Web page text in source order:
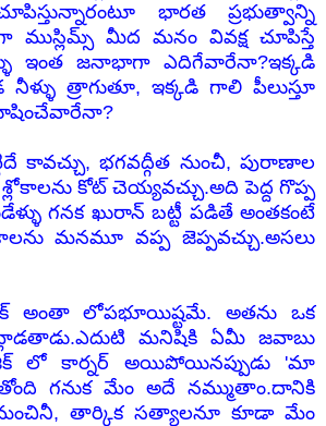
భారత ప్రభుత్వాన్ని
ముస్లిమ్స్ మీద మనం వివక్ష చూపిస్తే
ఇంత జనాభాగా ఎదిగేవారేనా?ఇక్కడి
త్రాగుతూ, ఇక్కడి గాలి పీలుస్తూ
కావచ్చు, భగవద్గీత నుంచీ, పురాణాల
కోట్ చెయ్యవచ్చు.అది పెద్ద గొప్ప
గనక ఖురాన్ బట్టీ పడితే అంతకంటే
మనమూ వప్ప జెప్పవచ్చు.అసలు
అంతా లోపభూయిష్టమే. అతను ఒక
మనిషికి ఏమీ జవాబు
లో కార్నర్ అయిపోయినప్పుడు 'మా
గనుక మేం అదే నమ్ముతాం.దానికి
తార్కిక సత్యాలనూ కూడా మేం